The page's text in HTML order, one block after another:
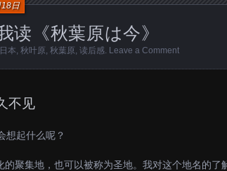
读《秋葉原は今》
日
日本, 秋叶原, 秋葉原, 读后感. Leave a Comment
不见
想起什么呢？
的聚集地，也可以被称为圣地。我对这个地名的了